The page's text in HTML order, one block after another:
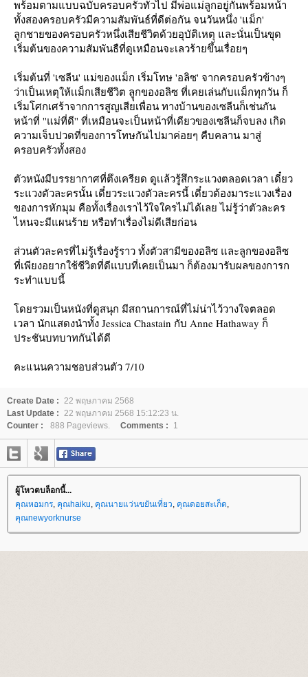
พร้อมตามแบบฉบับครอบครัวทั่วไป มีพ่อแม่ลูกอยู่กันพร้อมหน้า
ทั้งสองครอบครัวมีความสัมพันธ์ที่ดีต่อกัน จนวันหนึ่ง 'แม็ก'
ลูกชายของครอบครัวหนึ่งเสียชีวิตด้วยอุบัติเหตุ และนั่นเป็นขุด
เริ่มต้นของความสัมพันธืที่ดูเหมือนจะเลวร้ายขึ้นเรื่อยๆ
เริ่มต้นที่ 'เซลีน' แม่ของแม็ก เริ่มโทษ 'อลิซ' จากครอบครัวข้างๆ
ว่าเป็นเหตุให้เเม็กเสียชีวิต ลูุกของอลิซ ที่เคยเล่นกับแม็กทุกวัน ก็
เริ่มโศกเศร้าจากการสูญเสียเพื่อน ทางบ้านของเซลีนก็เช่นกัน
หน้าที่ ''แม่ที่ดี'' ที่เหมือนจะเป็นหน้าที่เดียวของเซลีนก็จบลง เกิด
ความเจ็บปวดที่ของการโทษกันไปมาค่อยๆ คืบคลาน มาสู่
ครอบครัวทั้งสอง
ตัวหนังมีบรรยากาศที่ตึงเครียด ดูเเล้วรู้สึกระแวงตลอดเวลา เดี๋ยว
ระแวงตัวละครนั้น เดี๋ยวระแวงตัวละครนี้ เดี๋ยวต้องมาระแวงเรื่อง
ของการหักมุม คือทั้งเรื่องเราไว้ใจใครไม่ได้เลย ไม่รู้ว่าตัวละคร
ไหนจะมีแผนร้าย หรือทำเรื่องไม่ดีเสียก่อน
ส่วนตัวละครที่ไม่รู้เรื่องรู้ราว ทั้งตัวสามีของอลิซ และลูกของอลิซ
ที่เพียงอยากใช้ชีวิตที่ดีแบบที่เคยเป็นมา ก็ต้องมารับผลของการก
ระทำแบบนี้
ดยรวมเป็นหนังที่ดูสนุก มีสถานการณ์ที่ไม่น่าไว้วางใจตลอด
เวลา นักแสดงนำทั้ง Jessica Chastain กับ Anne Hathaway ก็
ประชันบทบาทกันได้ดี
คะแนนความชอบส่วนตัว 7/10
Create Date :
22 พฤษภาคม 2568
Last Update :
22 พฤษภาคม 2568 15:12:23 น.
Counter :
888 Pageviews. Comments : 1
ผู้โหวตบล็อกนี้...
คุณหอมกร คุณhaiku คุณนายแว่นขยันเที่ยว คุณดอยสะเก็ด
คุณnewyorknurse